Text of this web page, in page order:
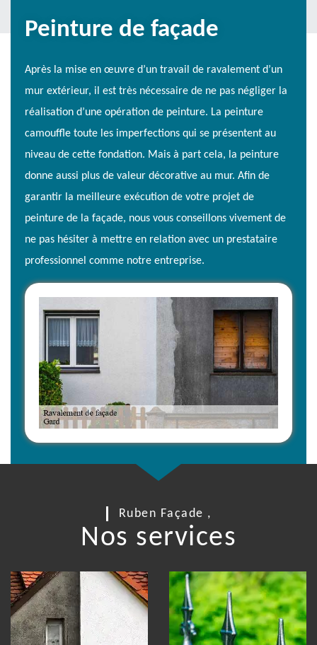
Peinture de façade
Après la mise en œuvre d’un travail de ravalement d’un
mur extérieur, il est très nécessaire de ne pas négliger la
réalisation d’une opération de peinture. La peinture
camouffle toute les imperfections qui se présentent au
niveau de cette fondation. Mais à part cela, la peinture
donne aussi plus de valeur décorative au mur. Afin de
garantir la meilleure exécution de votre projet de
peinture de la façade, nous vous conseillons vivement de
ne pas hésiter à mettre en relation avec un prestataire
professionnel comme notre entreprise.
Ruben Façade ,
Nos services